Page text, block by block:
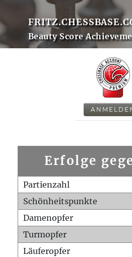
Beauty Score
Erfolge
Partienzahl
Schönheitspunkte
Damenopfer
Turmopfer
Läuferopfer